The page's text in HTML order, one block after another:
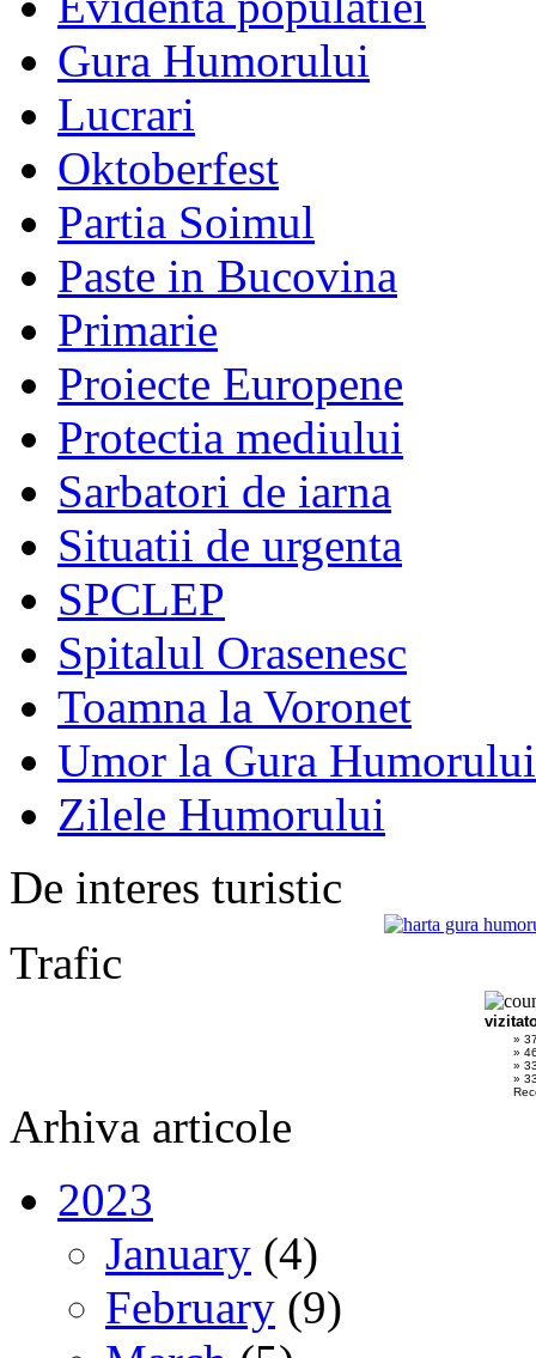
Gura Humorului
Lucrari
Oktoberfest
Partia Soimul
Paste in Bucovina
Primarie
Proiecte Europene
Protectia mediului
Sarbatori de iarna
Situatii de urgenta
SPCLEP
Spitalul Orasenesc
Toamna la Voronet
Umor la Gura Humorului
Zilele Humorului
De interes turistic
Trafic
»
»
»
»
Arhiva articole
2023
January (4)
February (9)